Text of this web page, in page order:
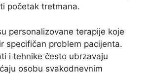
početak tretmana.
personalizovane terapije koje
specifičan problem pacijenta.
i tehnike često ubrzavaju
osobu svakodnevnim